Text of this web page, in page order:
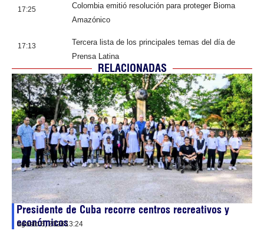
17:25
Colombia emitió resolución para proteger Bioma
Amazónico
17:13
Tercera lista de los principales temas del día de
Prensa Latina
RELACIONADAS
Presidente de Cuba recorre centros recreativos y
económicos
agosto 6, 202613:24